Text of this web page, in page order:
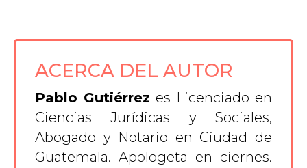
ACERCA DEL AUTOR
Pablo Gutiérrez es Licenciado en
Ciencias Jurídicas y Sociales,
Abogado y Notario en Ciudad de
Guatemala. Apologeta en ciernes.